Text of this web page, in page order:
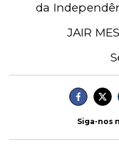
da
JAIR
Siga-nos